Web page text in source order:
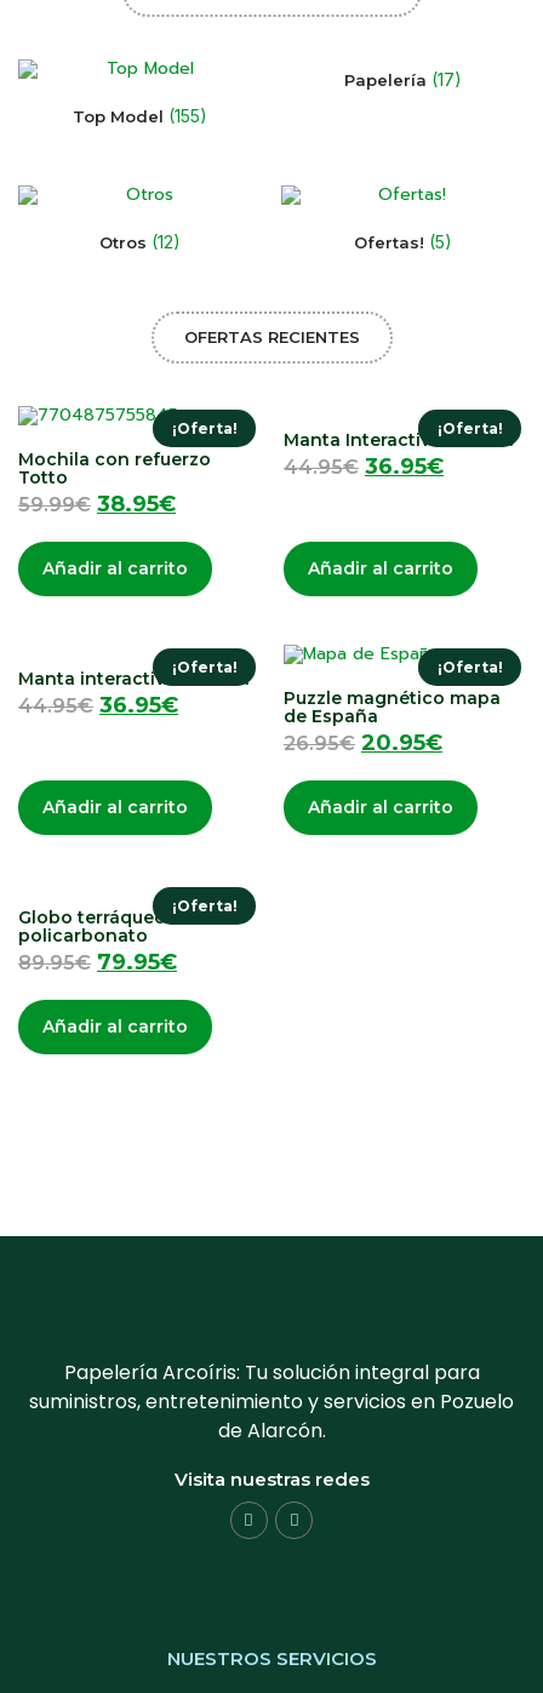
Top Model (155)
Papelería (17)
Otros (12) Ofertas! (5)
OFERTAS RECIENTES
¡Oferta!
Mochila con refuerzo
Totto
59.99€ 38.95€
Añadir al carrito
¡Oferta!
Manta Interactiva Musical
44.95€ 36.95€
Añadir al carrito
¡Oferta!
Manta interactiva musical
44.95€ 36.95€
Añadir al carrito
¡Oferta!
Puzzle magnético mapa
de España
26.95€ 20.95€
Añadir al carrito
¡Oferta!
Globo terráqueo
policarbonato
89.95€ 79.95€
Añadir al carrito
Papelería Arcoíris: Tu solución integral para
suministros, entretenimiento y servicios en Pozuelo
de Alarcón.
Visita nuestras redes
NUESTROS SERVICIOS